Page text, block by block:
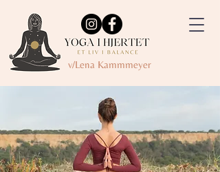
v/Lena Kammmeyer